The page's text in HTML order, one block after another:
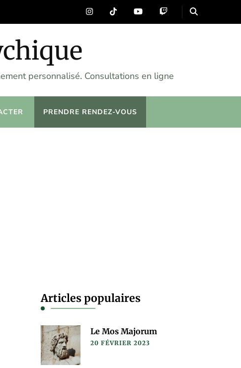
personnalisé. Consultations en ligne
PRENDRE RENDEZ-VOUS
Articles populaires
Le Mos Majorum
20 FÉVRIER 2023